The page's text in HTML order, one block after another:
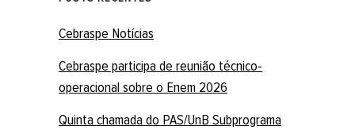
Cebraspe Notícias
Cebraspe participa de reunião técnico-
operacional sobre o Enem 2026
Quinta chamada do PAS/UnB Subprograma